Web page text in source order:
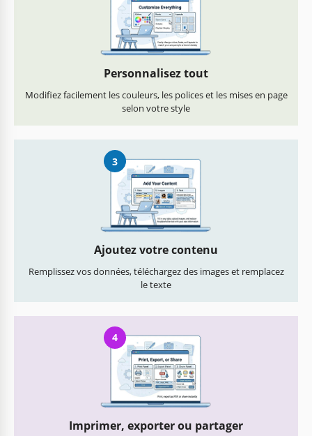
Personnalisez tout
Modifiez facilement les couleurs, les polices et les mises en page
selon votre style
3
Ajoutez votre contenu
Remplissez vos données, téléchargez des images et remplacez
le texte
4
Imprimer, exporter ou partager